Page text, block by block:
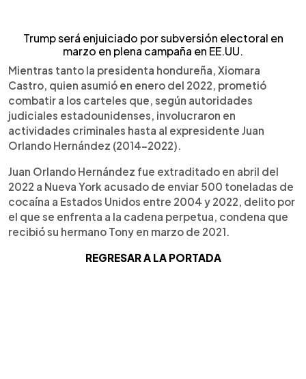
Trump será enjuiciado por subversión electoral en
marzo en plena campaña en EE.UU.
Mientras tanto la presidenta hondureña, Xiomara
Castro, quien asumió en enero del 2022, prometió
combatir a los carteles que, según autoridades
judiciales estadounidenses, involucraron en
actividades criminales hasta al expresidente Juan
Orlando Hernández (2014-2022).
Juan Orlando Hernández fue extraditado en abril del
2022 a Nueva York acusado de enviar 500 toneladas de
cocaína a Estados Unidos entre 2004 y 2022, delito por
el que se enfrenta a la cadena perpetua, condena que
recibió su hermano Tony en marzo de 2021.
REGRESAR A LA PORTADA